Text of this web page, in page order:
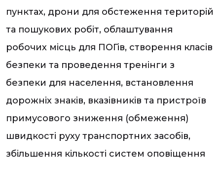
пунктах, дрони для обстеження територій
та пошукових робіт, облаштування
робочих місць для ПОГів, створення класів
безпеки та проведення тренінги з
безпеки для населення, встановлення
дорожніх знаків, вказівників та пристроїв
примусового зниження (обмеження)
швидкості руху транспортних засобів,
збільшення кількості систем оповіщення